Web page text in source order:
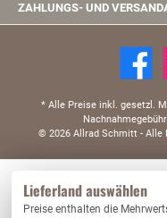
ZAHLUNGS- UND
* Alle Preise inkl. gesetzl.
© 2026 Allrad Schmitt - Alle
Lieferland auswählen
Preise enthalten die